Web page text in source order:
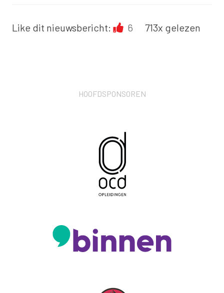
Like dit nieuwsbericht: 6 713x gelezen
HOOFDSPONSOREN